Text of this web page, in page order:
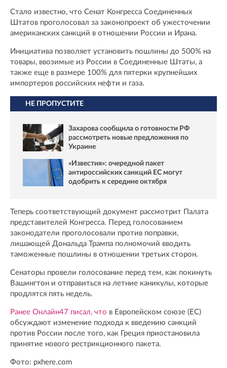
Стало известно, что Сенат Конгресса Соединенных
Штатов проголосовал за законопроект об ужесточении
американских санкций в отношении России и Ирана.
Инициатива позволяет установить пошлины до 500% на
товары, ввозимые из России в Соединенные Штаты, а
также еще в размере 100% для пятерки крупнейших
импортеров российских нефти и газа.
НЕ ПРОПУСТИТЕ
Захарова сообщила о готовности РФ
рассмотреть новые предложения по
Украине
«Известия»: очередной пакет
антироссийских санкций ЕС могут
одобрить к середине октября
Теперь соответствующий документ рассмотрит Палата
представителей Конгресса. Перед голосованием
законодатели проголосовали против поправки,
лишающей Дональда Трампа полномочий вводить
таможенные пошлины в отношении третьих сторон.
Сенаторы провели голосование перед тем, как покинуть
Вашингтон и отправиться на летние каникулы, которые
продлятся пять недель.
Ранее Онлайн47 писал, что в Европейском союзе (ЕС)
обсуждают изменение подхода к введению санкций
против России после того, как Греция приостановила
принятие нового рестрикционного пакета.
Фото: pxhere.com